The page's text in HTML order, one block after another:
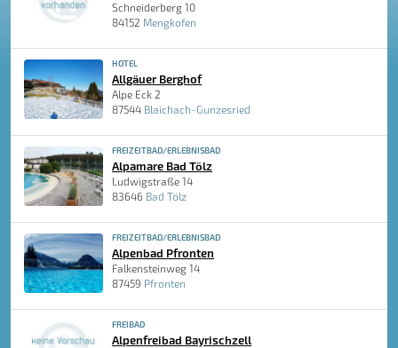
Schneiderberg 10
84152 Mengkofen
HOTEL
Allgäuer Berghof
Alpe Eck 2
87544 Blaichach-Gunzesried
FREIZEITBAD/ERLEBNISBAD
Alpamare Bad Tölz
Ludwigstraße 14
83646 Bad Tölz
FREIZEITBAD/ERLEBNISBAD
Alpenbad Pfronten
Falkensteinweg 14
87459 Pfronten
FREIBAD
Alpenfreibad Bayrischzell